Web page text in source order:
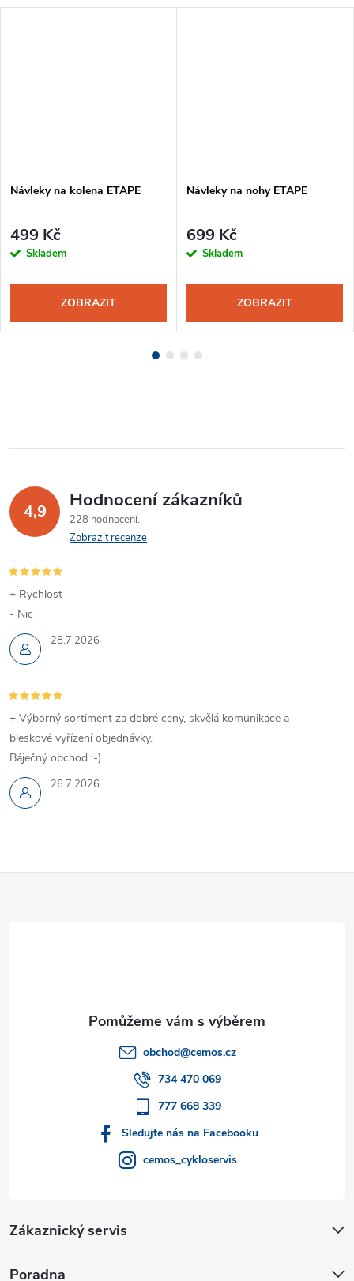
Návleky na kolena ETAPE
499 Kč
Skladem
ZOBRAZIT
Návleky na nohy ETAPE
699 Kč
Skladem
ZOBRAZIT
4,9 Hodnocení zákazníků
228 hodnocení
Zobrazit recenze
28.7.2026
+ Rychlost
- Nic
26.7.2026
+ Výborný sortiment za dobré ceny, skvělá komunikace a
bleskové vyřízení objednávky.
Báječný obchod :-)
obchod@cemos.cz
734 470 069
777 668 339
Sledujte nás na Facebooku
cemos_cykloservis
Zákaznický servis
Poradna